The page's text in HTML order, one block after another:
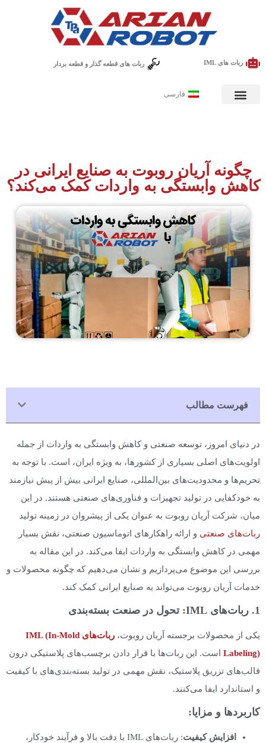
ربات های IML ربات های قطعه گذار و قطعه بردار
فارسی
چگونه آریان روبوت به صنایع ایرانی در
کاهش وابستگی به واردات کمک می‌کند؟
فهرست مطالب
در دنیای امروز، توسعه صنعتی و کاهش وابستگی به واردات از جمله
اولویت‌های اصلی بسیاری از کشورها، به ویژه ایران، است. با توجه به
تحریم‌ها و محدودیت‌های بین‌المللی، صنایع ایرانی بیش از پیش نیازمند
به خودکفایی در تولید تجهیزات و فناوری‌های صنعتی هستند. در این
میان، شرکت آریان روبوت به عنوان یکی از پیشروان در زمینه تولید
ربات‌های صنعتی و ارائه راهکارهای اتوماسیون صنعتی، نقش بسیار
مهمی در کاهش وابستگی به واردات ایفا می‌کند. در این مقاله به
بررسی این موضوع می‌پردازیم و نشان می‌دهیم که چگونه محصولات و
خدمات آریان روبوت می‌تواند به صنایع ایرانی کمک کند.
1. ربات‌های IML: تحول در صنعت بسته‌بندی
یکی از محصولات برجسته آریان روبوت،
ربات‌های IML (In-Mold
Labeling) است. این ربات‌ها با قرار دادن برچسب‌های پلاستیکی درون
قالب‌های تزریق پلاستیک، نقش مهمی در تولید بسته‌بندی‌های با کیفیت
و استاندارد ایفا می‌کنند.
کاربردها و مزایا:
افزایش کیفیت
: ربات‌های IML با دقت بالا و فرآیند خودکار،